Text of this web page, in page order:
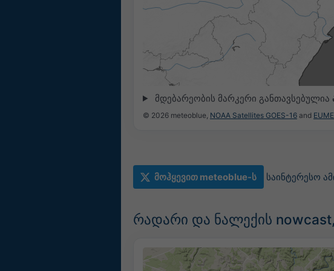
მდებარეობის მარკერი განთავსებულია
© 2026 meteoblue, NOAA Satellites GOES-16 and
მოჰყევით meteoblue-ს საინტერესო
რადარი და ნალექის